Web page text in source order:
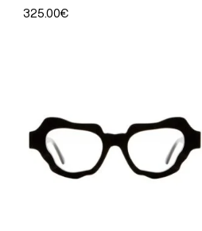
325.00€